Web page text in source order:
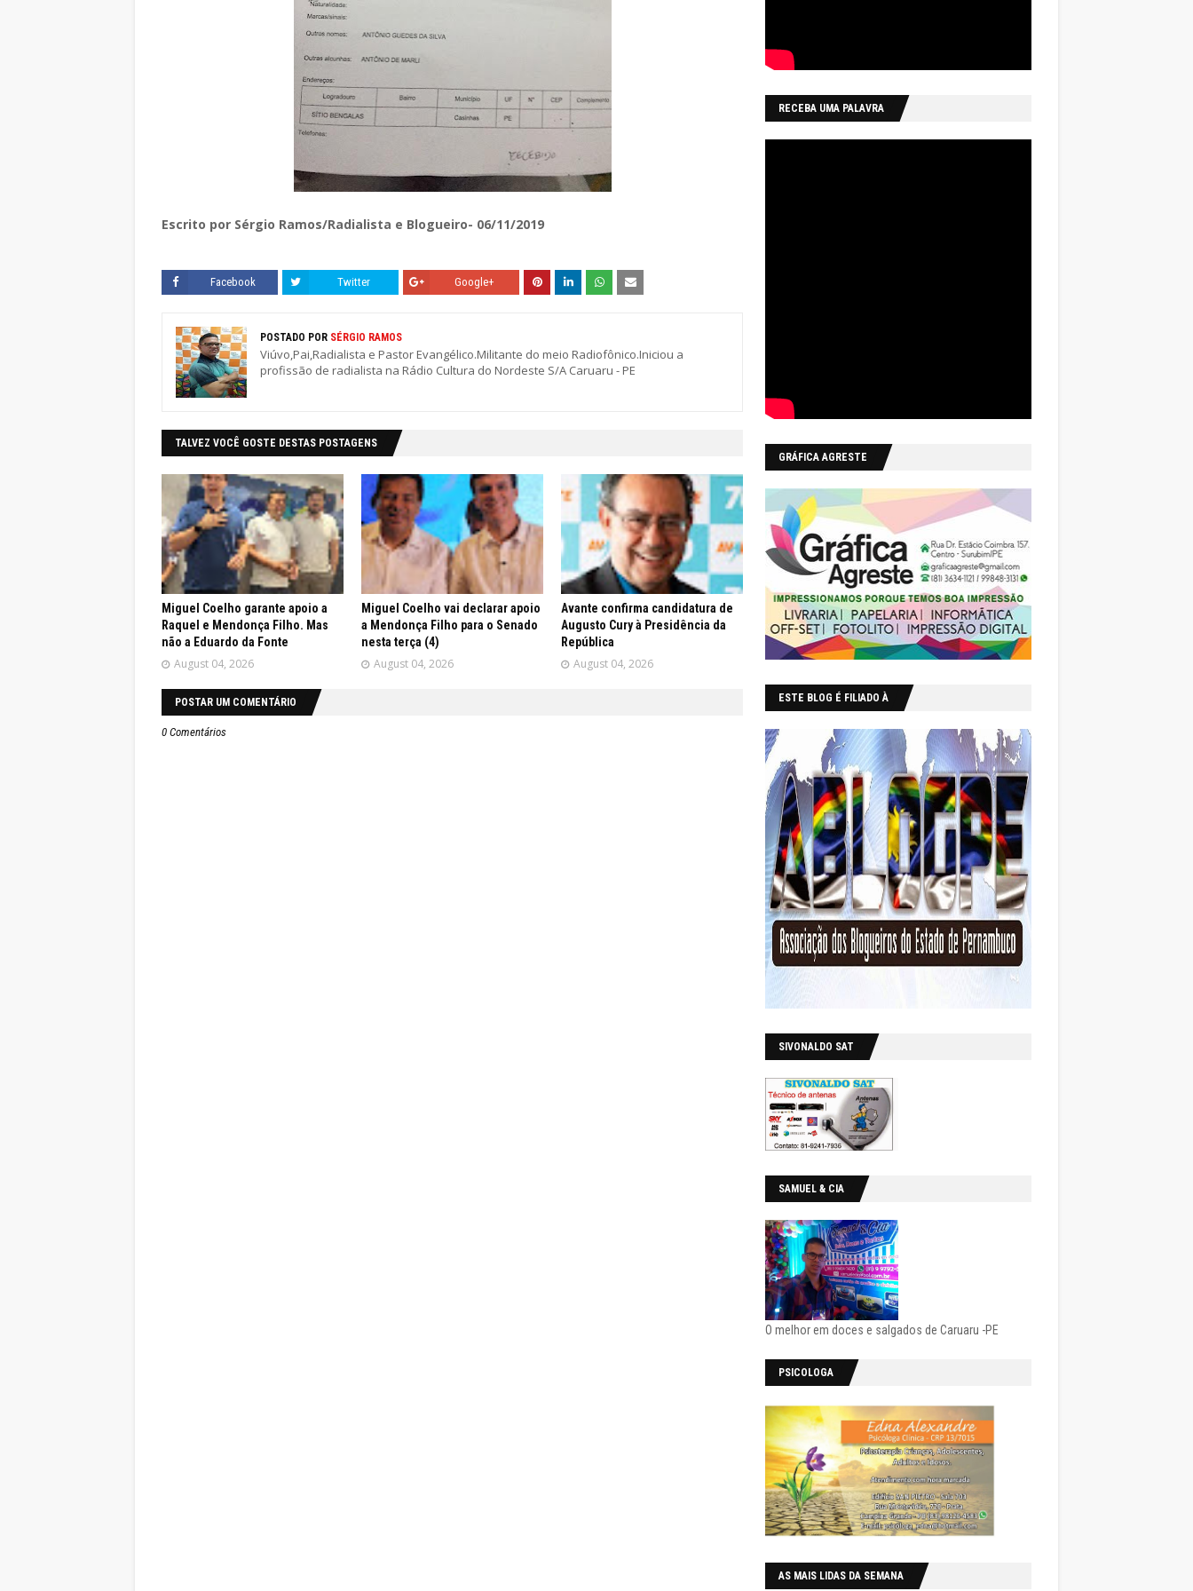
Escrito por Sérgio Ramos/Radialista e Blogueiro- 06/11/2019
Facebook Twitter Google+
POSTADO POR SÉRGIO RAMOS
Viúvo,Pai,Radialista e Pastor Evangélico.Militante do meio Radiofônico.Iniciou a
profissão de radialista na Rádio Cultura do Nordeste S/A Caruaru - PE
TALVEZ VOCÊ GOSTE DESTAS POSTAGENS
Miguel Coelho garante apoio a
Raquel e Mendonça Filho. Mas
não a Eduardo da Fonte
August 04, 2026
Miguel Coelho vai declarar apoio
a Mendonça Filho para o Senado
nesta terça (4)
August 04, 2026
Avante confirma candidatura de
Augusto Cury à Presidência da
República
August 04, 2026
POSTAR UM COMENTÁRIO
0 Comentários
RECEBA UMA PALAVRA
GRÁFICA AGRESTE
ESTE BLOG É FILIADO À
SIVONALDO SAT
SAMUEL & CIA
O melhor em doces e salgados de Caruaru -PE
PSICOLOGA
AS MAIS LIDAS DA SEMANA